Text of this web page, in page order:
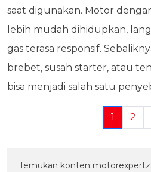
saat digunakan. Motor
lebih mudah dihidupkan,
gas terasa responsif.
brebet, susah starter, atau
bisa menjadi salah satu
1 2
Temukan konten